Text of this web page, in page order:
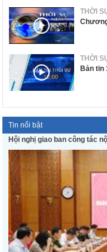
THỜI
THỜI
Bản tin
Tin nổi bật
Hội nghị giao ban công tác